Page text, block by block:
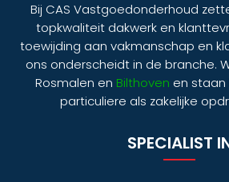
Bij CAS Vastgoedonderhoud
topkwaliteit dakwerk en
toewijding aan vakmanschap en
ons onderscheidt in de branche.
Rosmalen en Bilthoven en staan
particuliere als zakelijke
SPECIALIST